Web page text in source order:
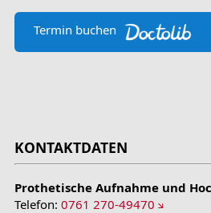
Termin buchen
KONTAKTDATEN
Prothetische Aufnahme und
Telefon: 0761 270-49470